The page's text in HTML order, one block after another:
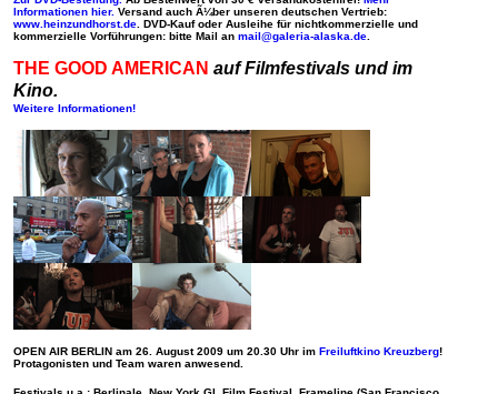
Informationen hier. Versand auch Ã¼ber unseren deutschen Vertrieb:
www.heinzundhorst.de. DVD-Kauf oder Ausleihe für nichtkommerzielle und
kommerzielle Vorführungen: bitte Mail an mail@galeria-alaska.de.
THE GOOD AMERICAN auf Filmfestivals und im
Kino.
Weitere Informationen!
OPEN AIR BERLIN am 26. August 2009 um 20.30 Uhr im Freiluftkino Kreuzberg!
Protagonisten und Team waren anwesend.